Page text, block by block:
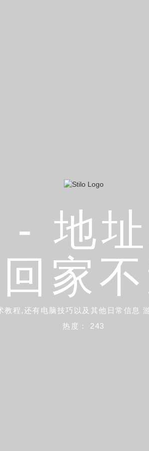
- 地
家
教程,还有电脑技巧以及其他日常信息
热度： 243